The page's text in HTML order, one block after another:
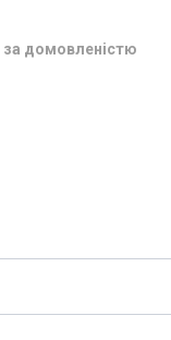
за домовленістю